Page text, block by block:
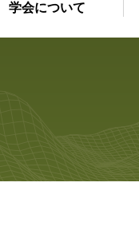
学会について